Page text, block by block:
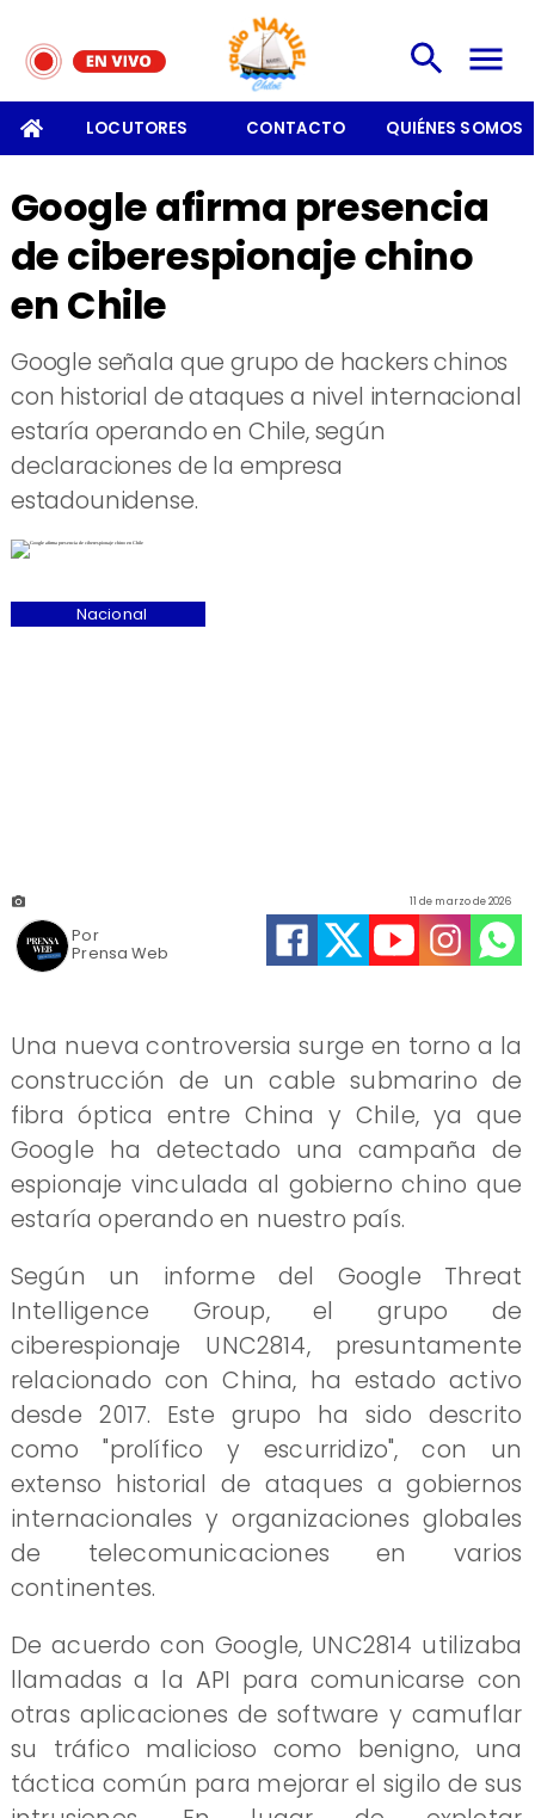
LOCUTORES CONTACTO QUIÉNES SOMOS
Google afirma presencia
de ciberespionaje chino
en Chile
Google señala que grupo de hackers chinos
con historial de ataques a nivel internacional
estaría operando en Chile, según
declaraciones de la empresa
estadounidense.
Prensa Web
11 de marzo de 2026
Nacional
Por
Una nueva controversia surge en torno a la
construcción de un cable submarino de
fibra óptica entre China y Chile, ya que
Google ha detectado una campaña de
espionaje vinculada al gobierno chino que
estaría operando en nuestro país.
Según un informe del Google Threat
Intelligence Group, el grupo de
ciberespionaje UNC2814, presuntamente
relacionado con China, ha estado activo
desde 2017. Este grupo ha sido descrito
como "prolífico y escurridizo", con un
extenso historial de ataques a gobiernos
internacionales y organizaciones globales
de telecomunicaciones en varios
continentes.
De acuerdo con Google, UNC2814 utilizaba
llamadas a la API para comunicarse con
otras aplicaciones de software y camuflar
su tráfico malicioso como benigno, una
táctica común para mejorar el sigilo de sus